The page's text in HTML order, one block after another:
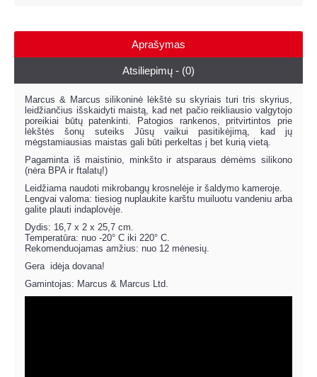
Aprašymas
Atsiliepimų - (0)
Marcus & Marcus silikoninė lėkštė su skyriais turi tris skyrius,
leidžiančius išskaidyti maistą, kad net pačio reikliausio valgytojo
poreikiai būtų patenkinti. Patogios rankenos, pritvirtintos prie
lėkštės šonų suteiks Jūsų vaikui pasitikėjimą, kad jų
mėgstamiausias maistas gali būti perkeltas į bet kurią vietą.
Pagaminta iš maistinio, minkšto ir atsparaus dėmėms silikono
(nėra BPA ir ftalatų!)
Leidžiama naudoti mikrobangų krosnelėje ir šaldymo kameroje.
Lengvai valoma: tiesiog nuplaukite karštu muiluotu vandeniu arba
galite plauti indaplovėje.
Dydis: 16,7 x 2 x 25,7 cm.
Temperatūra: nuo -20° C iki 220° C.
Rekomenduojamas amžius: nuo 12 mėnesių.
Gera idėja dovana!
Gamintojas: Marcus & Marcus Ltd.